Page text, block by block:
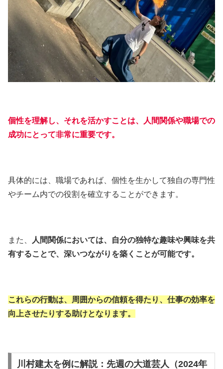
個性を理解し、それを活かすことは、人間関係や職場での
成功にとって非常に重要です。
具体的には、職場であれば、個性を生かして独自の専門性
やチーム内での役割を確立することができます。
また、
人間関係においては、自分の独特な趣味や興味を共
有することで、深いつながりを築くことが可能です。
これらの行動は、周囲からの信頼を得たり、仕事の効率を
向上させたりする助けとなります。
川村建太を例に解説：先週の大道芸人（2024年